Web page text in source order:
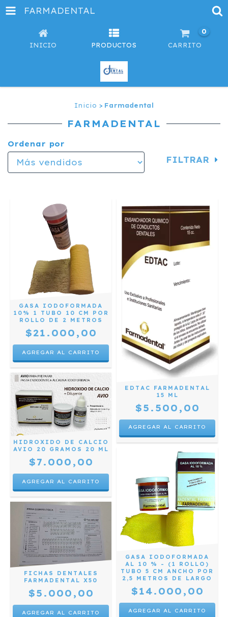
FARMADENTAL
INICIO PRODUCTOS CARRITO
0
Inicio > Farmadental
FARMADENTAL
Ordenar por
FILTRAR
GASA IODOFORMADA
10% 1 TUBO 10 CM POR
ROLLO DE 2 METROS
$21.000,00
EDTAC FARMADENTAL
15 ML
$5.500,00
HIDROXIDO DE CALCIO
AVIO 20 GRAMOS 20 ML
$7.000,00
GASA IODOFORMADA
AL 10 % - (1 ROLLO)
TUBO 5 CM ANCHO POR
2,5 METROS DE LARGO
$14.000,00
FICHAS DENTALES
FARMADENTAL X50
$5.000,00